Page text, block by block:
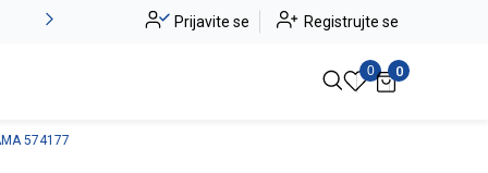
Alma Ras do -50% Pogledaj više
Prijavite se Registrujte se
0 0
574177